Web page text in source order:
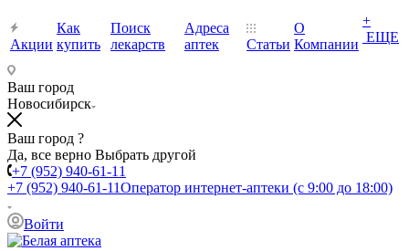
Акции
Как
купить
Поиск
лекарств
Адреса
аптек
Статьи
О
Компании
+
ЕЩЕ
Ваш город
Новосибирск
Ваш город ?
Да, все верно Выбрать другой
+7 (952) 940-61-11
+7 (952) 940-61-11Оператор интернет-аптеки (с 9:00 до 18:00)
Войти